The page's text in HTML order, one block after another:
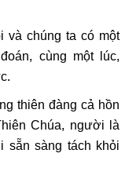
và chúng ta có một
cùng một lúc,
thiên đàng cả hồn
Chúa, người là
sàng tách khỏi